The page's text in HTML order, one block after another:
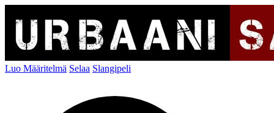
Luo Määritelmä Selaa Slangipeli